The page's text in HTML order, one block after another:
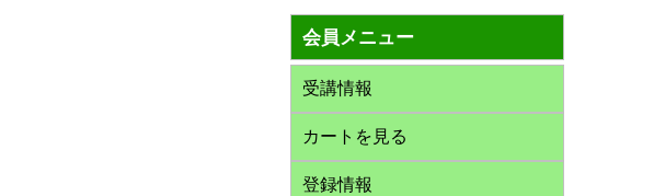
対
象会員メニュー
受講情報
カートを見る
登録情報